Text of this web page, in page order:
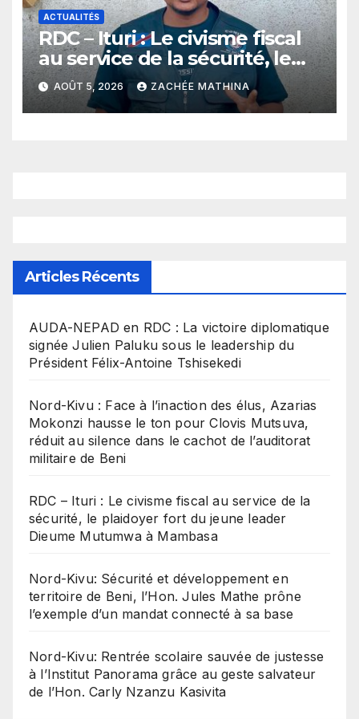
ACTUALITÉS
RDC – Ituri : Le civisme fiscal
au service de la sécurité, le
plaidoyer fort du jeune leader
Dieume Mutumwa à
Mambasa
AOÛT 5, 2026 ZACHÉE MATHINA
Articles Récents
​AUDA-NEPAD en RDC : La victoire diplomatique
signée Julien Paluku sous le leadership du
Président Félix-Antoine Tshisekedi
Nord-Kivu : Face à l’inaction des élus, Azarias
Mokonzi hausse le ton pour Clovis Mutsuva,
réduit au silence dans le cachot de l’auditorat
militaire de Beni
RDC – Ituri : Le civisme fiscal au service de la
sécurité, le plaidoyer fort du jeune leader
Dieume Mutumwa à Mambasa
Nord-Kivu: Sécurité et développement en
territoire de Beni, l’Hon. Jules Mathe prône
l’exemple d’un mandat connecté à sa base
Nord-Kivu: Rentrée scolaire sauvée de justesse
à l’Institut Panorama grâce au geste salvateur
de l’Hon. Carly Nzanzu Kasivita